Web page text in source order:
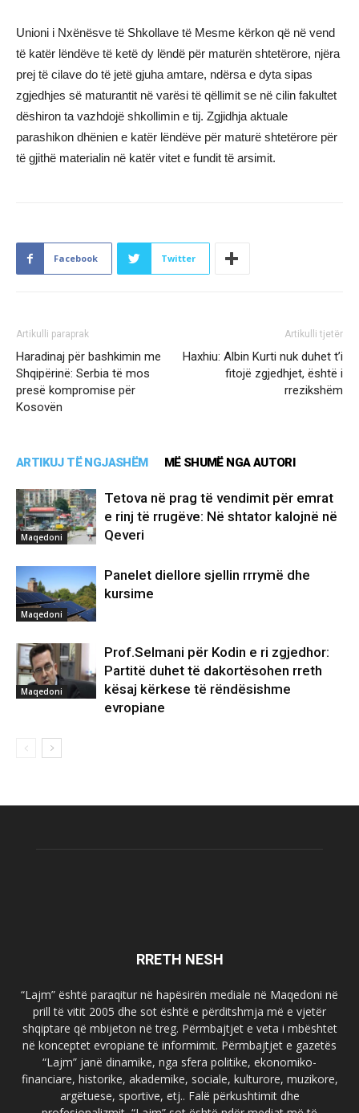
Unioni i Nxënësve të Shkollave të Mesme kërkon që në vend
të katër lëndëve të ketë dy lëndë për maturën shtetërore, njëra
prej të cilave do të jetë gjuha amtare, ndërsa e dyta sipas
zgjedhjes së maturantit në varësi të qëllimit se në cilin fakultet
dëshiron ta vazhdojë shkollimin e tij. Zgjidhja aktuale
parashikon dhënien e katër lëndëve për maturë shtetërore për
të gjithë materialin në katër vitet e fundit të arsimit.
Facebook Twitter
Artikulli paraprak
Haradinaj për bashkimin me
Shqipërinë: Serbia të mos
presë kompromise për
Kosovën
Artikulli tjetër
Haxhiu: Albin Kurti nuk duhet t’i
fitojë zgjedhjet, është i
rrezikshëm
ARTIKUJ TË NGJASHËM MË SHUMË NGA AUTORI
Maqedoni
Tetova në prag të vendimit për emrat
e rinj të rrugëve: Në shtator kalojnë në
Qeveri
Maqedoni
Panelet diellore sjellin rrrymë dhe
kursime
Maqedoni
Prof.Selmani për Kodin e ri zgjedhor:
Partitë duhet të dakortësohen rreth
kësaj kërkese të rëndësishme
evropiane
RRETH NESH
“Lajm” është paraqitur në hapësirën mediale në Maqedoni në
prill të vitit 2005 dhe sot është e përditshmja më e vjetër
shqiptare që mbijeton në treg. Përmbajtjet e veta i mbështet
në konceptet evropiane të informimit. Përmbajtjet e gazetës
“Lajm” janë dinamike, nga sfera politike, ekonomiko-
financiare, historike, akademike, sociale, kulturore, muzikore,
argëtuese, sportive, etj.. Falë përkushtimit dhe